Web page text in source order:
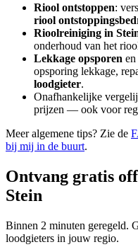
Riool ontstoppen:
riool
Rioolreiniging in
onderhoud van het
Lekkage opsporen
opsporing lekkage,
loodgieter.
Onafhankelijke
prijzen — ook voor
Meer algemene tips? Zie de
bij mij in de buurt.
Ontvang gratis
Stein
Binnen 2 minuten geregeld.
loodgieters in jouw regio.